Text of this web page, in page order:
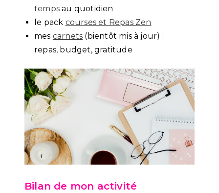
temps au quotidien
le pack courses et Repas Zen
mes carnets (bientôt mis à jour) :
repas, budget, gratitude
Bilan de mon activité